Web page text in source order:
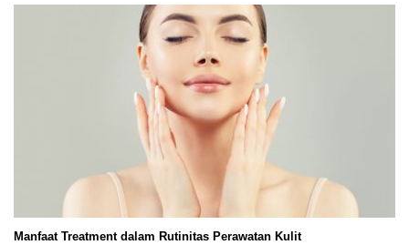
Manfaat Treatment dalam Rutinitas Perawatan Kulit